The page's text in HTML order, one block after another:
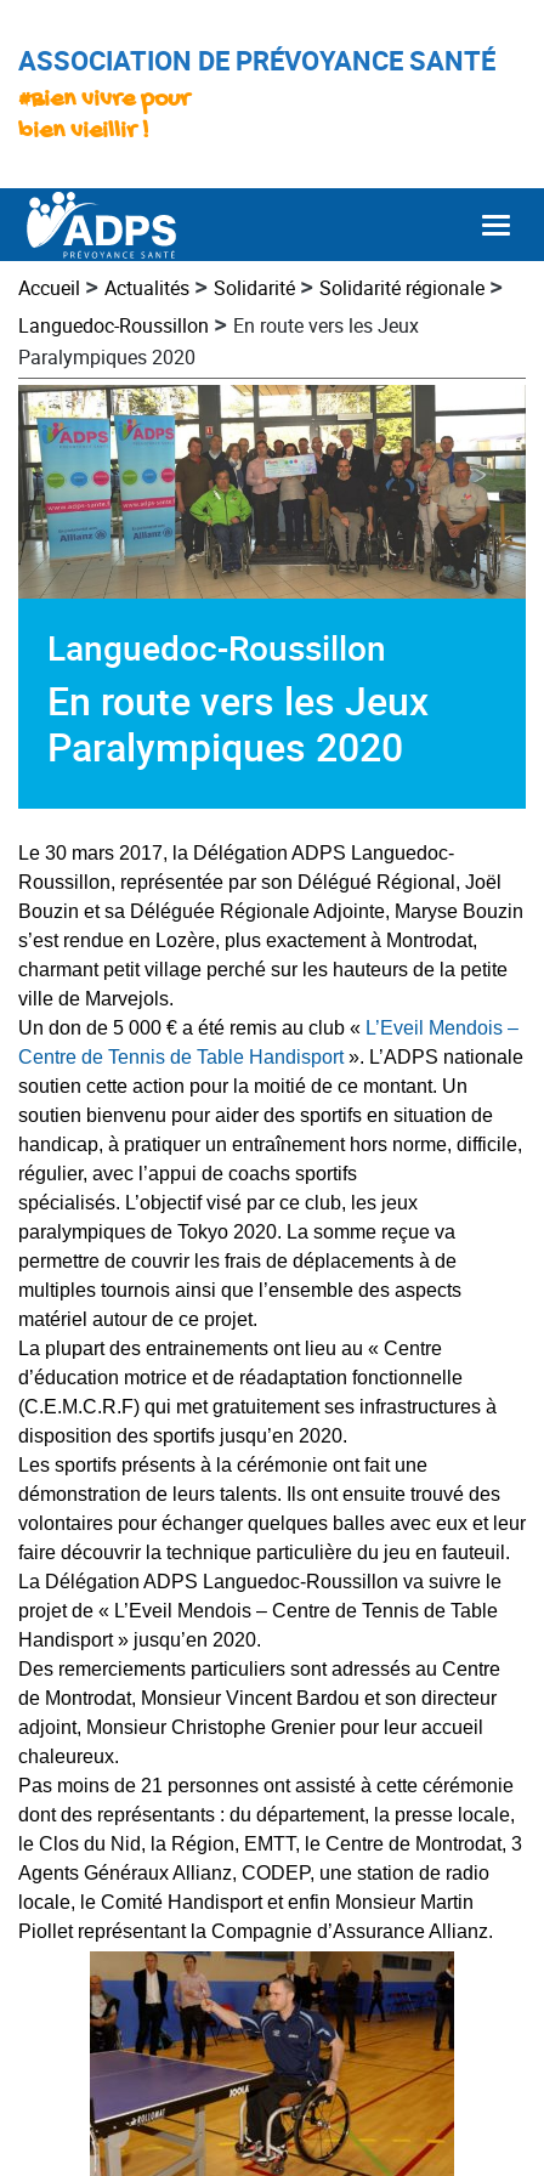
ASSOCIATION DE PRÉVOYANCE SANTÉ
#Bien vivre pour
bien vieillir !
Accueil > Actualités > Solidarité > Solidarité régionale >
Languedoc-Roussillon > En route vers les Jeux
Paralympiques 2020
Languedoc-Roussillon
En route vers les Jeux
Paralympiques 2020
Le 30 mars 2017, la Délégation ADPS Languedoc-
Roussillon, représentée par son Délégué Régional, Joël
Bouzin et sa Déléguée Régionale Adjointe, Maryse Bouzin
s’est rendue en Lozère, plus exactement à Montrodat,
charmant petit village perché sur les hauteurs de la petite
ville de Marvejols.
Un don de 5 000 € a été remis au club « L’Eveil Mendois –
Centre de Tennis de Table Handisport». L’ADPS nationale
soutien cette action pour la moitié de ce montant. Un
soutien bienvenu pour aider des sportifs en situation de
handicap, à pratiquer un entraînement hors norme, difficile,
régulier, avec l’appui de coachs sportifs
spécialisés. L’objectif visé par ce club, les jeux
paralympiques de Tokyo 2020. La somme reçue va
permettre de couvrir les frais de déplacements à de
multiples tournois ainsi que l’ensemble des aspects
matériel autour de ce projet.
La plupart des entrainements ont lieu au « Centre
d’éducation motrice et de réadaptation fonctionnelle
(C.E.M.C.R.F) qui met gratuitement ses infrastructures à
disposition des sportifs jusqu’en 2020.
Les sportifs présents à la cérémonie ont fait une
démonstration de leurs talents. Ils ont ensuite trouvé des
volontaires pour échanger quelques balles avec eux et leur
faire découvrir la technique particulière du jeu en fauteuil.
La Délégation ADPS Languedoc-Roussillon va suivre le
projet de « L’Eveil Mendois – Centre de Tennis de Table
Handisport » jusqu’en 2020.
Des remerciements particuliers sont adressés au Centre
de Montrodat, Monsieur Vincent Bardou et son directeur
adjoint, Monsieur Christophe Grenier pour leur accueil
chaleureux.
Pas moins de 21 personnes ont assisté à cette cérémonie
dont des représentants : du département, la presse locale,
le Clos du Nid, la Région, EMTT, le Centre de Montrodat, 3
Agents Généraux Allianz, CODEP, une station de radio
locale, le Comité Handisport et enfin Monsieur Martin
Piollet représentant la Compagnie d’Assurance Allianz.